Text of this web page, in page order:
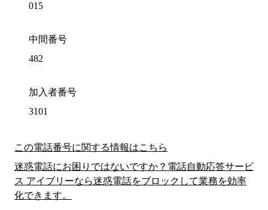
015
中間番号
482
加入者番号
3101
この電話番号に関する情報はこちら
迷惑電話にお困りではないですか？電話自動応答サービ
ス アイブリーなら迷惑電話をブロックして業務を効率
化できます。